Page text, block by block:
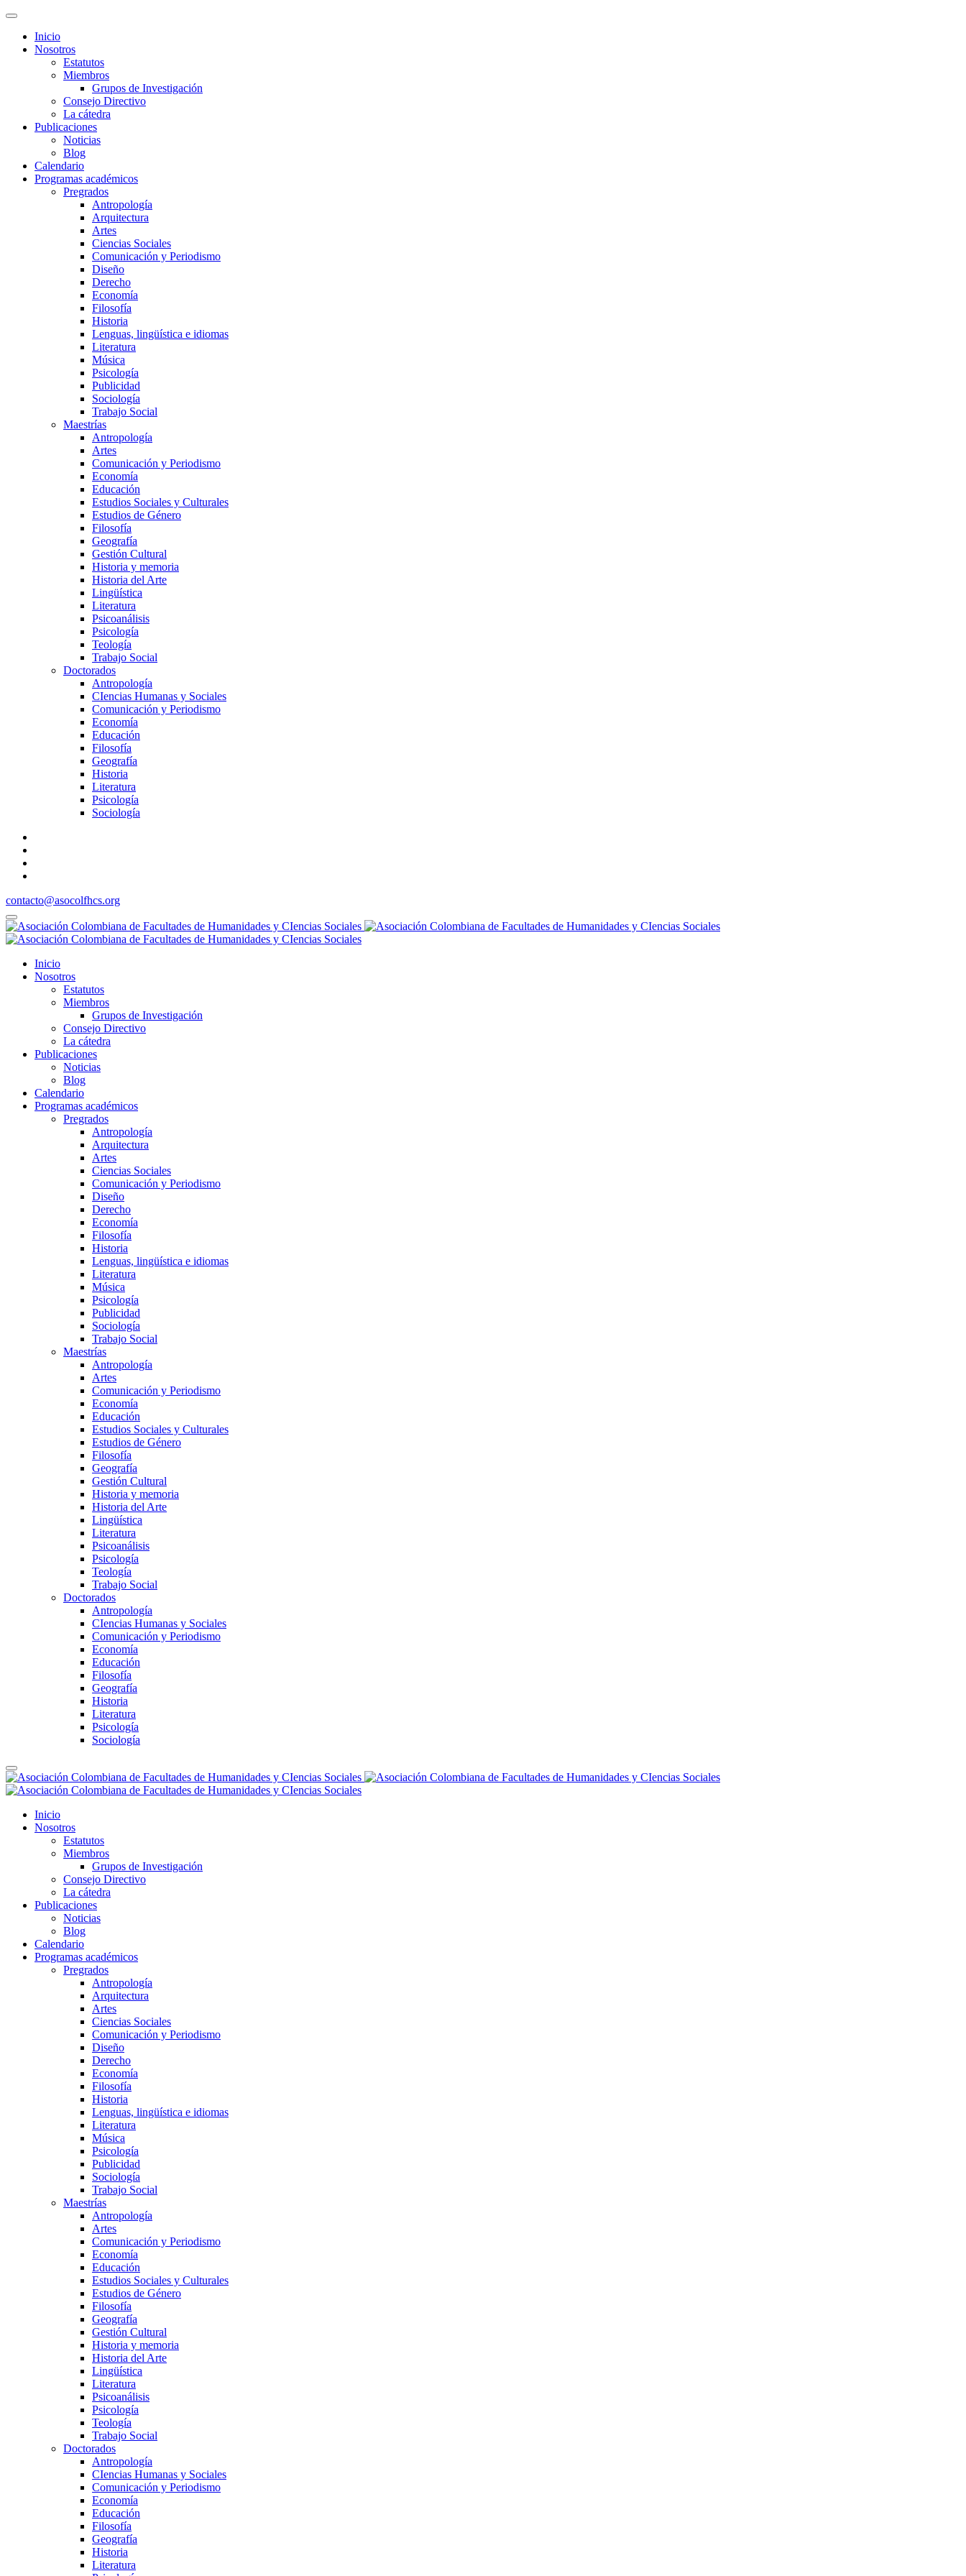
Inicio
Nosotros
Estatutos
Miembros
Grupos de Investigación
Consejo Directivo
La cátedra
Publicaciones
Noticias
Blog
Calendario
Programas académicos
Pregrados
Antropología
Arquitectura
Artes
Ciencias Sociales
Comunicación y Periodismo
Diseño
Derecho
Economía
Filosofía
Historia
Lenguas, lingüística e idiomas
Literatura
Música
Psicología
Publicidad
Sociología
Trabajo Social
Maestrías
Antropología
Artes
Comunicación y Periodismo
Economía
Educación
Estudios Sociales y Culturales
Estudios de Género
Filosofía
Geografía
Gestión Cultural
Historia y memoria
Historia del Arte
Lingüística
Literatura
Psicoanálisis
Psicología
Teología
Trabajo Social
Doctorados
Antropología
CIencias Humanas y Sociales
Comunicación y Periodismo
Economía
Educación
Filosofía
Geografía
Historia
Literatura
Psicología
Sociología
contacto@asocolfhcs.org
Inicio
Nosotros
Estatutos
Miembros
Grupos de Investigación
Consejo Directivo
La cátedra
Publicaciones
Noticias
Blog
Calendario
Programas académicos
Pregrados
Antropología
Arquitectura
Artes
Ciencias Sociales
Comunicación y Periodismo
Diseño
Derecho
Economía
Filosofía
Historia
Lenguas, lingüística e idiomas
Literatura
Música
Psicología
Publicidad
Sociología
Trabajo Social
Maestrías
Antropología
Artes
Comunicación y Periodismo
Economía
Educación
Estudios Sociales y Culturales
Estudios de Género
Filosofía
Geografía
Gestión Cultural
Historia y memoria
Historia del Arte
Lingüística
Literatura
Psicoanálisis
Psicología
Teología
Trabajo Social
Doctorados
Antropología
CIencias Humanas y Sociales
Comunicación y Periodismo
Economía
Educación
Filosofía
Geografía
Historia
Literatura
Psicología
Sociología
Inicio
Nosotros
Estatutos
Miembros
Grupos de Investigación
Consejo Directivo
La cátedra
Publicaciones
Noticias
Blog
Calendario
Programas académicos
Pregrados
Antropología
Arquitectura
Artes
Ciencias Sociales
Comunicación y Periodismo
Diseño
Derecho
Economía
Filosofía
Historia
Lenguas, lingüística e idiomas
Literatura
Música
Psicología
Publicidad
Sociología
Trabajo Social
Maestrías
Antropología
Artes
Comunicación y Periodismo
Economía
Educación
Estudios Sociales y Culturales
Estudios de Género
Filosofía
Geografía
Gestión Cultural
Historia y memoria
Historia del Arte
Lingüística
Literatura
Psicoanálisis
Psicología
Teología
Trabajo Social
Doctorados
Antropología
CIencias Humanas y Sociales
Comunicación y Periodismo
Economía
Educación
Filosofía
Geografía
Historia
Literatura